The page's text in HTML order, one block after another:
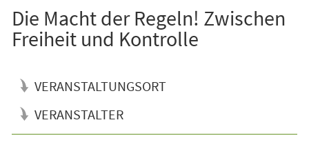
Die Macht der Regeln! Zwischen
Freiheit und Kontrolle
VERANSTALTUNGSORT
VERANSTALTER